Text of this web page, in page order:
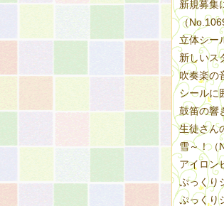
新規募
（
立体シー
新しいス
吹奏楽の
シールに
鼓笛の響
生徒さん
雪～！（
アイロン
ぷっくり
ぷっくり